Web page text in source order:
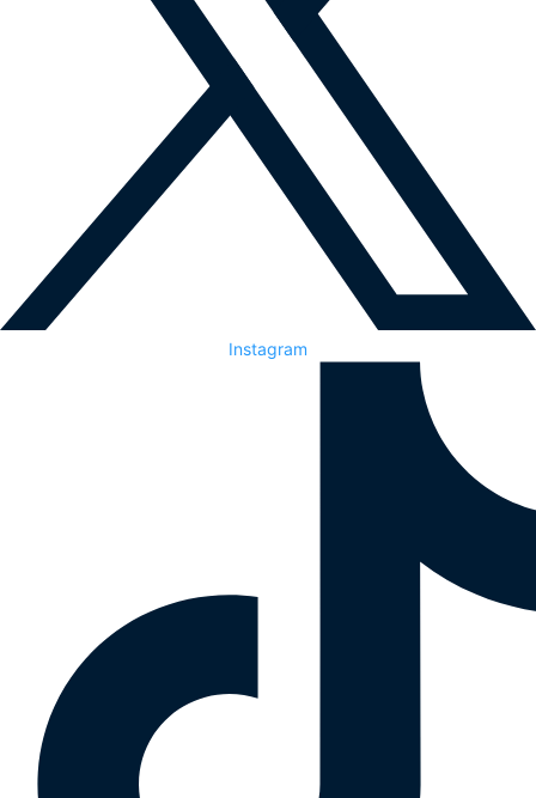
Instagram